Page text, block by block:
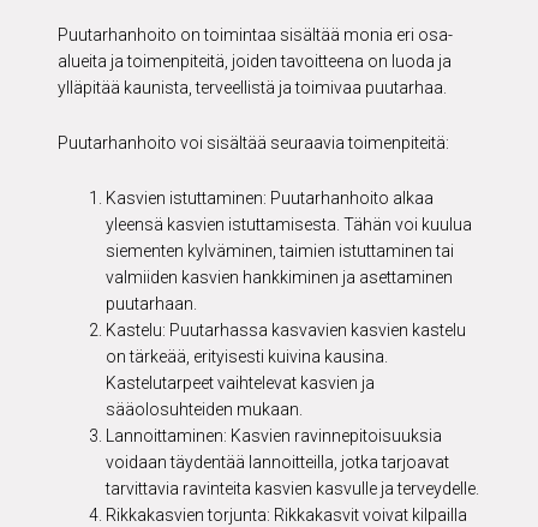
Puutarhanhoito on toimintaa sisältää monia eri osa-
alueita ja toimenpiteitä, joiden tavoitteena on luoda ja
ylläpitää kaunista, terveellistä ja toimivaa puutarhaa.
Puutarhanhoito voi sisältää seuraavia toimenpiteitä:
Kasvien istuttaminen: Puutarhanhoito alkaa
yleensä kasvien istuttamisesta. Tähän voi kuulua
siementen kylväminen, taimien istuttaminen tai
valmiiden kasvien hankkiminen ja asettaminen
puutarhaan.
Kastelu: Puutarhassa kasvavien kasvien kastelu
on tärkeää, erityisesti kuivina kausina.
Kastelutarpeet vaihtelevat kasvien ja
sääolosuhteiden mukaan.
Lannoittaminen: Kasvien ravinnepitoisuuksia
voidaan täydentää lannoitteilla, jotka tarjoavat
tarvittavia ravinteita kasvien kasvulle ja terveydelle.
Rikkakasvien torjunta: Rikkakasvit voivat kilpailla